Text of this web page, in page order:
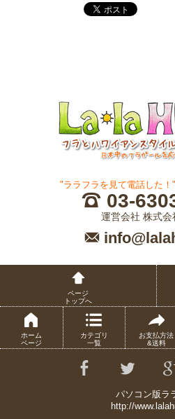
"ララフラを見て電話した！"
03-
運営会社 株式会
ページ
トップへ
ホーム
ページ
カテゴリ
一覧
お支払方法
&送料
パソコン版ラ
http://